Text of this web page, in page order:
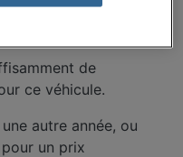
de
ce véhicule.
autre année, ou
un prix